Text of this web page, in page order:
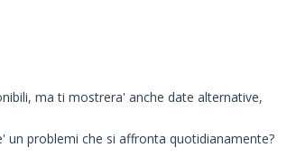
ma ti mostrera' anche date alternative,
un problemi che si affronta quotidianamente?